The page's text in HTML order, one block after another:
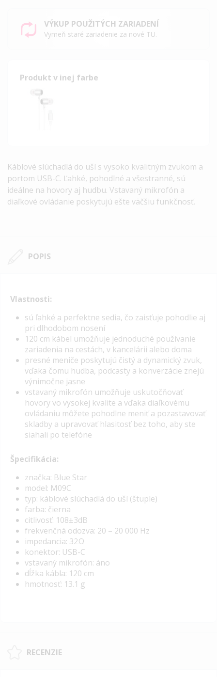
VÝKUP POUŽITÝCH ZARIADENÍ
Vymeň staré zariadenie za nové TU.
Produkt v inej farbe
Káblové slúchadlá do uší s vysoko kvalitným zvukom a
portom USB-C. Ľahké, pohodlné a všestranné, sú
ideálne na hovory aj hudbu. Vstavaný mikrofón a
diaľkové ovládanie poskytujú ešte väčšiu funkčnosť.
POPIS
Vlastnosti:
sú ľahké a perfektne sedia, čo zaisťuje pohodlie aj
pri dlhodobom nosení
120 cm kábel umožňuje jednoduché používanie
zariadenia na cestách, v kancelárii alebo doma
presné meniče poskytujú čistý a dynamický zvuk,
vďaka čomu hudba, podcasty a konverzácie znejú
výnimočne jasne
vstavaný mikrofón umožňuje uskutočňovať
hovory vo vysokej kvalite a vďaka diaľkovému
ovládaniu môžete pohodlne meniť a pozastavovať
skladby a upravovať hlasitosť bez toho, aby ste
siahali po telefóne
Špecifikácia:
značka: Blue Star
model: M09C
typ: káblové slúchadlá do uší (štuple)
farba: čierna
citlivosť: 108±3dB
frekvenčná odozva: 20 – 20 000 Hz
impedancia: 32Ω
konektor: USB-C
vstavaný mikrofón: áno
dĺžka kábla: 120 cm
hmotnosť: 13.1 g
RECENZIE